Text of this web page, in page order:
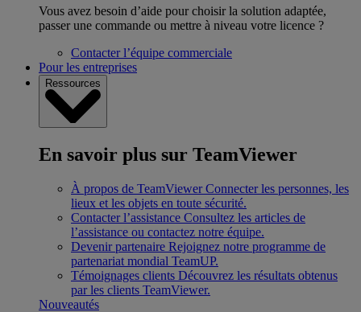
Vous avez besoin d’aide pour choisir la solution adaptée,
passer une commande ou mettre à niveau votre licence ?
Contacter l’équipe commerciale
Pour les entreprises
Ressources
En savoir plus sur TeamViewer
À propos de TeamViewer Connecter les personnes, les
lieux et les objets en toute sécurité.
Contacter l’assistance Consultez les articles de
l’assistance ou contactez notre équipe.
Devenir partenaire Rejoignez notre programme de
partenariat mondial TeamUP.
Témoignages clients Découvrez les résultats obtenus
par les clients TeamViewer.
Nouveautés